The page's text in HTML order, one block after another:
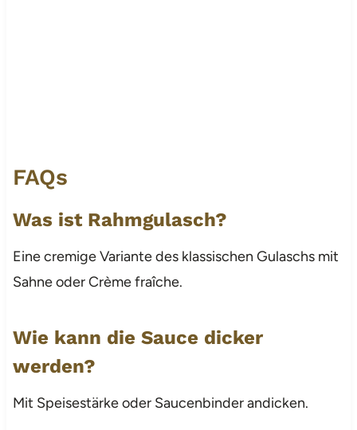
FAQs
Was ist Rahmgulasch?
Eine cremige Variante des klassischen Gulaschs mit
Sahne oder Crème fraîche.
Wie kann die Sauce dicker
werden?
Mit Speisestärke oder Saucenbinder andicken.